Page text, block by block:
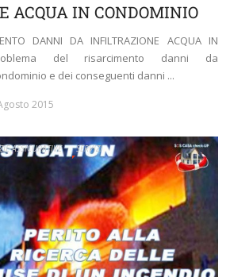
ACQUA IN CONDOMINIO
DANNI DA INFILTRAZIONE ACQUA IN
del risarcimento danni da
e dei conseguenti danni ...
2015
ASSICURATIVE SERVIZI